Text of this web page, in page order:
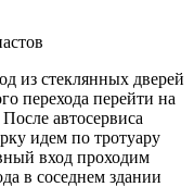
из стеклянных дверей
перехода перейти на
автосервиса
идем по тротуару
вход проходим
в соседнем здании